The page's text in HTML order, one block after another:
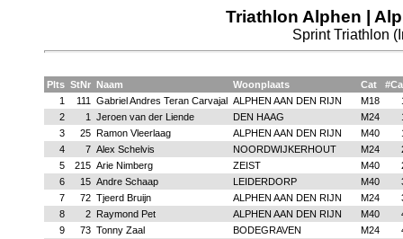
Triathlon Alphen |
Sprint Triathlon
Plts StNr Naam Woonplaats Cat
1
111 Gabriel Andres Teran Carvajal ALPHEN AAN DEN RIJN M18
2
1 Jeroen van der Liende DEN HAAG M24
3
25 Ramon Vleerlaag ALPHEN AAN DEN RIJN M40
4
7 Alex Schelvis NOORDWIJKERHOUT M24
5
215 Arie Nimberg ZEIST M40
6
15 Andre Schaap LEIDERDORP M40
7
72 Tjeerd Bruijn ALPHEN AAN DEN RIJN M24
8
2 Raymond Pet ALPHEN AAN DEN RIJN M40
9
73 Tonny Zaal BODEGRAVEN M24